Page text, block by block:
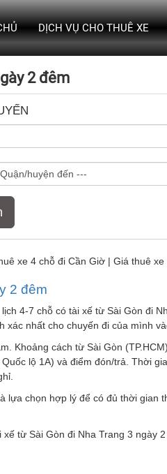
DỊCH VỤ CHO THUÊ XE
2 đêm
2 đêm
4-7 chỗ có tài xế từ Sài Gòn đi
nhất cho chuyến đi của mình
Khoảng cách từ Sài Gòn
lộ 1A) và điểm đón/trả. Thời
lựa chọn hợp lý để có đủ thời gian
từ Sài Gòn đi Nha Trang 3 ngày 2